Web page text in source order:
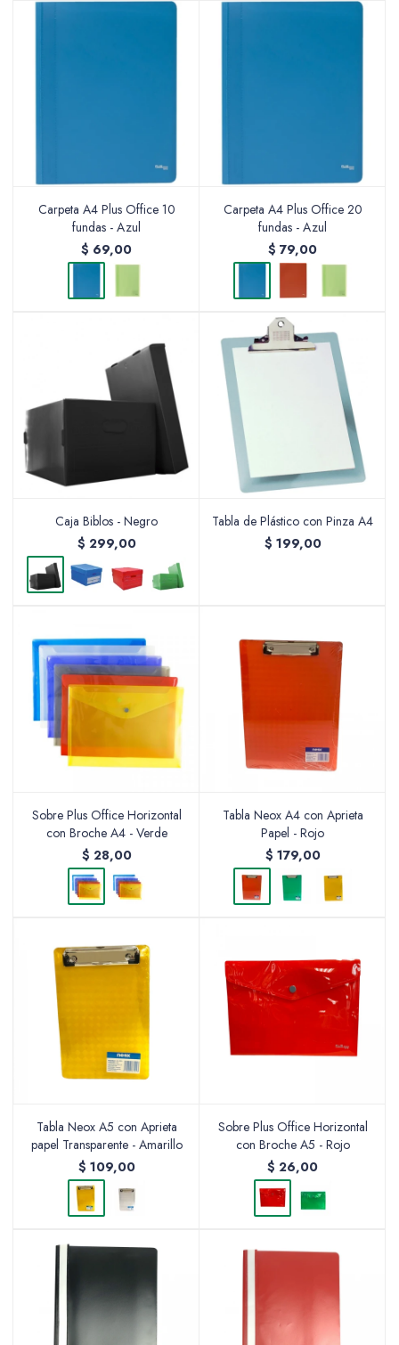
Carpeta A4 Plus Office 10
fundas - Azul
$ 69,00
Carpeta A4 Plus Office 20
fundas - Azul
$ 79,00
Caja Biblos - Negro
$ 299,00
Tabla de Plástico con Pinza A4
$ 199,00
Sobre Plus Office Horizontal
con Broche A4 - Verde
$ 28,00
Tabla Neox A4 con Aprieta
Papel - Rojo
$ 179,00
Tabla Neox A5 con Aprieta
papel Transparente - Amarillo
$ 109,00
Sobre Plus Office Horizontal
con Broche A5 - Rojo
$ 26,00